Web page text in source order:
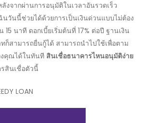
ลังจากผ่านการอนุมัติในเวลาอันรวดเร็ว
นวันนี้ช่วยได้ด้วยการเป็นเงินด่วนแบบไม่ต้อง
นาที ดอกเบี้ยเริ่มต้นที่ 17% ต่อปี ฐานเงิน
ก็สามารถยื่นกู้ได้ สามารถนำไปใช้เพื่อตาม
งคุณได้ในทันที สินเชื่อธนาคารไหนอนุมัติง่าย
สินเชื่อตัวนี้
LOAN